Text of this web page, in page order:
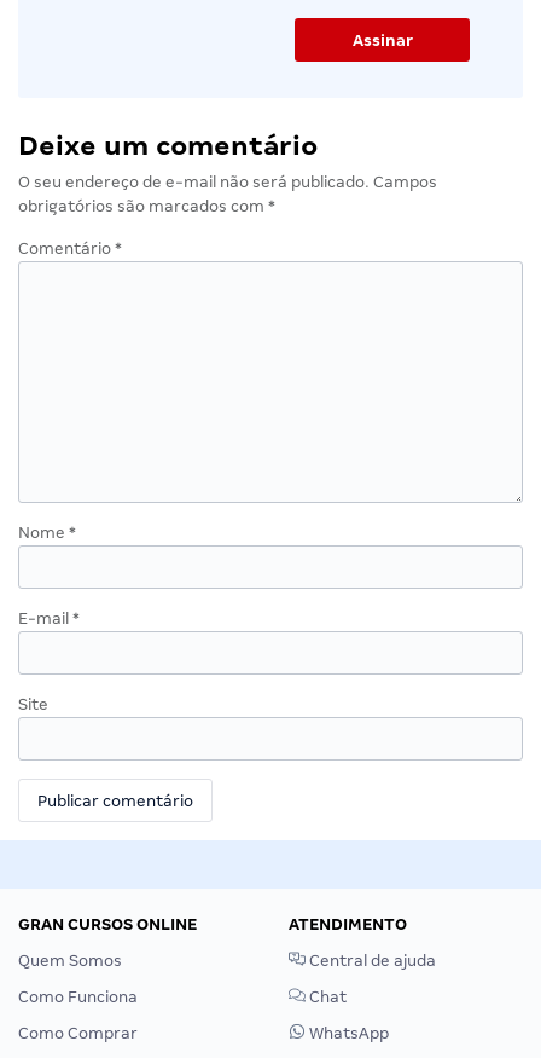
Deixe um comentário
O seu endereço de e-mail não será publicado. Campos
obrigatórios são marcados com *
Comentário *
Nome *
E-mail *
Site
GRAN CURSOS ONLINE
Quem Somos
Como Funciona
Como Comprar
ATENDIMENTO
Central de ajuda
Chat
WhatsApp